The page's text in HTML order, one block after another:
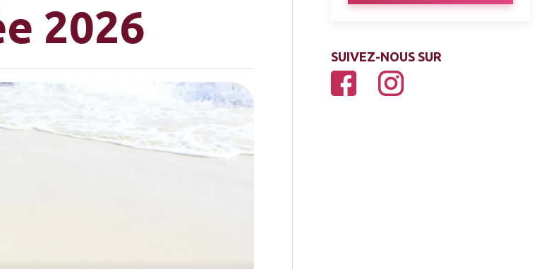
2026
SUIVEZ-NOUS SUR